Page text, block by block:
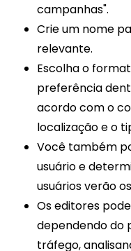
campanhas".
Crie um nome
relevante.
Escolha o
preferência
acordo com o
localização e o
Você também
usuário e
usuários verão
Os editores
dependendo do
tráfego,